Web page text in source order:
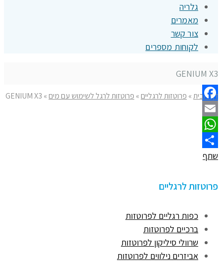
גלריה
מאמרים
צור קשר
לקוחות מספרים
GENIUM X3
דף הבית» פרוטזות לרגליים» פרוטזות לרגל לשימוש עם מים»
GENIUM X3
Facebook
Email
WhatsApp
שתף
פרוטזות לרגליים
כפות רגליים לפרוטזות
ברכיים לפרוטזות
שרוולי סיליקון לפרוטזות
אביזרים נילווים לפרוטזות